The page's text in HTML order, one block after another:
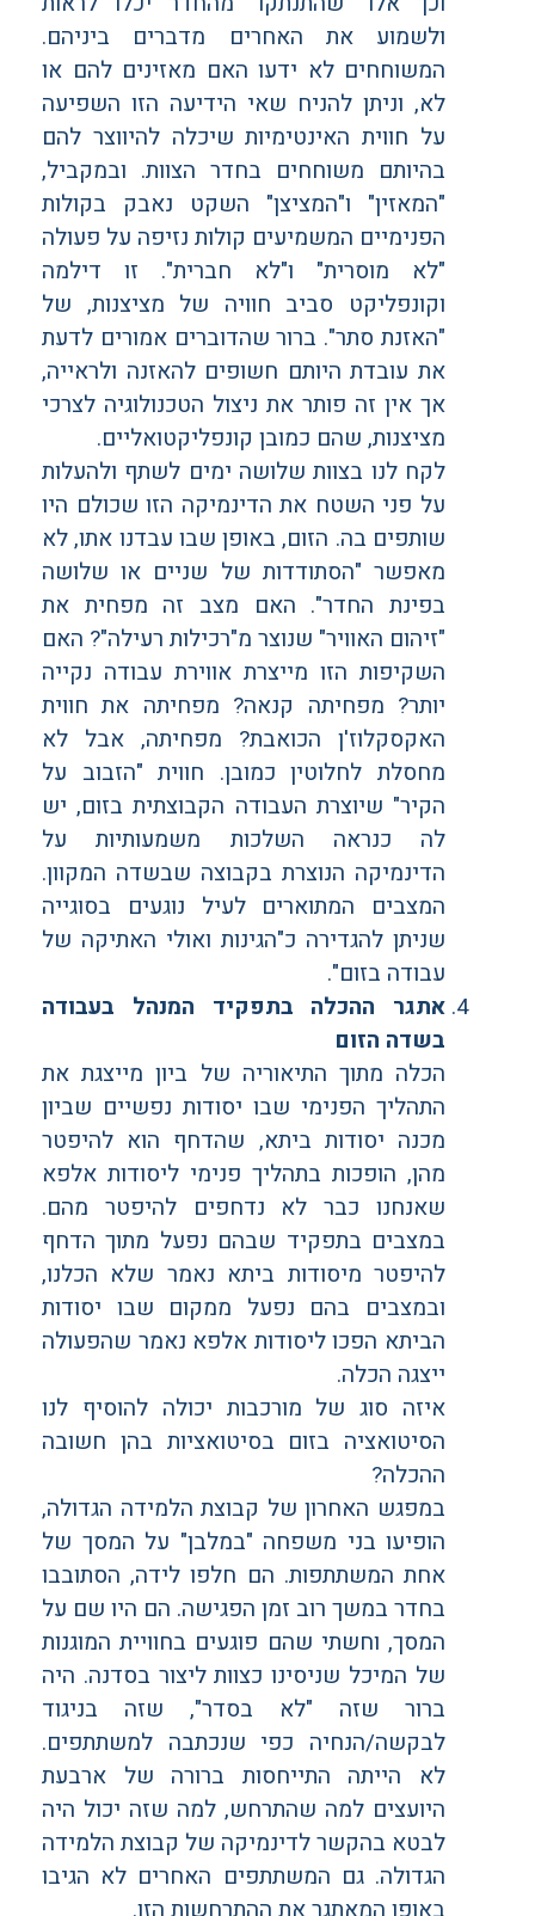
ולשמוע את האחרים מדברים ביניהם.
המשוחחים לא ידעו האם מאזינים להם או
לא, וניתן להניח שאי הידיעה הזו השפיעה
על חווית האינטימיות שיכלה להיווצר להם
בהיותם משוחחים בחדר הצוות. ובמקביל,
"המאזין" ו"המציצן" השקט נאבק בקולות
הפנימיים המשמיעים קולות נזיפה על פעולה
"לא מוסרית" ו"לא חברית". זו דילמה
וקונפליקט סביב חוויה של מציצנות, של
"האזנת סתר". ברור שהדוברים אמורים לדעת
את עובדת היותם חשופים להאזנה ולראייה,
אך אין זה פותר את ניצול הטכנולוגיה לצרכי
מציצנות, שהם כמובן קונפליקטואליים.
לקח לנו בצוות שלושה ימים לשתף ולהעלות
על פני השטח את הדינמיקה הזו שכולם היו
שותפים בה. הזום, באופן שבו עבדנו אתו, לא
מאפשר "הסתודדות של שניים או שלושה
בפינת החדר". האם מצב זה מפחית את
"זיהום האוויר" שנוצר מ"רכילות רעילה"? האם
השקיפות הזו מייצרת אווירת עבודה נקייה
יותר? מפחיתה קנאה? מפחיתה את חווית
האקסקלוז'ן הכואבת? מפחיתה, אבל לא
מחסלת לחלוטין כמובן. חווית "הזבוב על
הקיר" שיוצרת העבודה הקבוצתית בזום, יש
לה כנראה השלכות משמעותיות על
הדינמיקה הנוצרת בקבוצה שבשדה המקוון.
המצבים המתוארים לעיל נוגעים בסוגייה
שניתן להגדירה כ"הגינות ואולי האתיקה של
עבודה בזום".
אתגר ההכלה בתפקיד המנהל בעבודה
בשדה הזום
הכלה מתוך התיאוריה של ביון מייצגת את
התהליך הפנימי שבו יסודות נפשיים שביון
מכנה יסודות ביתא, שהדחף הוא להיפטר
מהן, הופכות בתהליך פנימי ליסודות אלפא
שאנחנו כבר לא נדחפים להיפטר מהם.
במצבים בתפקיד שבהם נפעל מתוך הדחף
להיפטר מיסודות ביתא נאמר שלא הכלנו,
ובמצבים בהם נפעל ממקום שבו יסודות
הביתא הפכו ליסודות אלפא נאמר שהפעולה
ייצגה הכלה.
איזה סוג של מורכבות יכולה להוסיף לנו
הסיטואציה בזום בסיטואציות בהן חשובה
ההכלה?
במפגש האחרון של קבוצת הלמידה הגדולה,
הופיעו בני משפחה "במלבן" על המסך של
אחת המשתתפות. הם חלפו לידה, הסתובבו
בחדר במשך רוב זמן הפגישה. הם היו שם על
המסך, וחשתי שהם פוגעים בחוויית המוגנות
של המיכל שניסינו כצוות ליצור בסדנה. היה
ברור שזה "לא בסדר", שזה בניגוד
לבקשה/הנחיה כפי שנכתבה למשתתפים.
לא הייתה התייחסות ברורה של ארבעת
היועצים למה שהתרחש, למה שזה יכול היה
לבטא בהקשר לדינמיקה של קבוצת הלמידה
הגדולה. גם המשתתפים האחרים לא הגיבו